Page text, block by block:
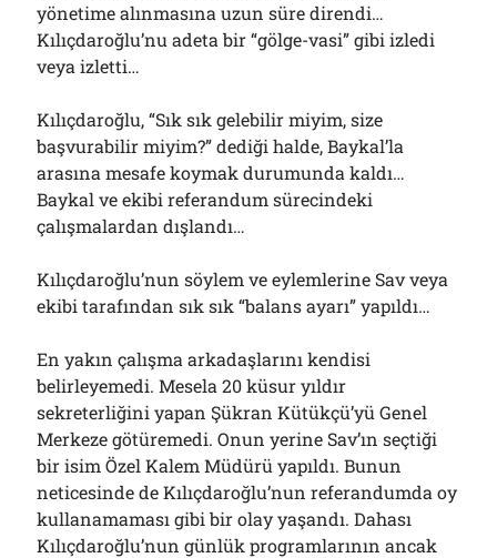
yönetime alınmasına uzun süre direndi…
Kılıçdaroğlu’nu adeta bir “gölge-vasi” gibi izledi
veya izletti…
Kılıçdaroğlu, “Sık sık gelebilir miyim, size
başvurabilir miyim?” dediği halde, Baykal’la
arasına mesafe koymak durumunda kaldı…
Baykal ve ekibi referandum sürecindeki
çalışmalardan dışlandı…
Kılıçdaroğlu’nun söylem ve eylemlerine Sav veya
ekibi tarafından sık sık “balans ayarı” yapıldı…
En yakın çalışma arkadaşlarını kendisi
belirleyemedi. Mesela 20 küsur yıldır
sekreterliğini yapan Şükran Kütükçü’yü Genel
Merkeze götüremedi. Onun yerine Sav’ın seçtiği
bir isim Özel Kalem Müdürü yapıldı. Bunun
neticesinde de Kılıçdaroğlu’nun referandumda oy
kullanamaması gibi bir olay yaşandı. Dahası
Kılıçdaroğlu’nun günlük programlarının ancak